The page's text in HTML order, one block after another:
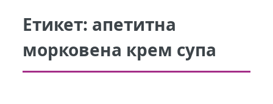
Етикет: апетитна
морковена крем супа